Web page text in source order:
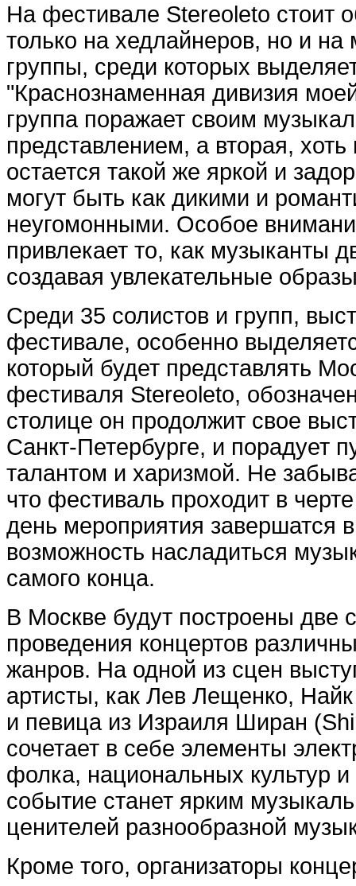
На фестивале Stereoleto стоит
только на хедлайнеров, но и на
группы, среди которых
"Краснознаменная дивизия
группа поражает своим
представлением, а вторая,
остается такой же яркой и
могут быть как дикими и
неугомонными. Особое
привлекает то, как музыканты
создавая увлекательные
Среди 35 солистов и групп,
фестивале, особенно
который будет представлять
фестиваля Stereoleto,
столице он продолжит свое
Санкт-Петербурге, и порадует
талантом и харизмой. Не
что фестиваль проходит в
день мероприятия завершатся
возможность насладиться
самого конца.
В Москве будут построены две
проведения концертов
жанров. На одной из сцен
артисты, как Лев Лещенко,
и певица из Израиля Ширан
сочетает в себе элементы
фолка, национальных культур
событие станет ярким
ценителей разнообразной
Кроме того, организаторы